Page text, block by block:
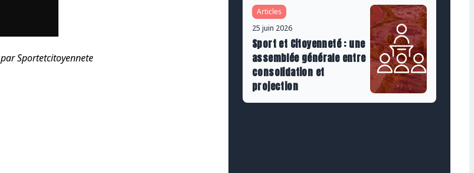
parSportetcitoyennete
Articles
25 juin 2026
Sport et Citoyenneté : une
assemblée générale entre
consolidation et
projection